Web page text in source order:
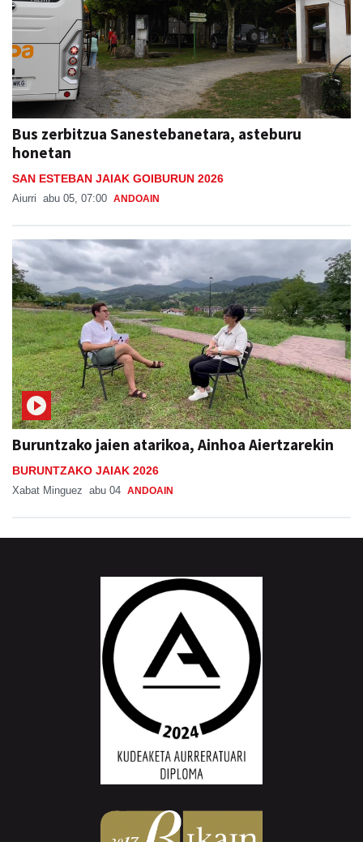
Bus zerbitzua Sanestebanetara, asteburu
honetan
SAN ESTEBAN JAIAK GOIBURUN 2026
Aiurri abu 05, 07:00 ANDOAIN
Buruntzako jaien atarikoa, Ainhoa Aiertzarekin
BURUNTZAKO JAIAK 2026
Xabat Minguez abu 04 ANDOAIN